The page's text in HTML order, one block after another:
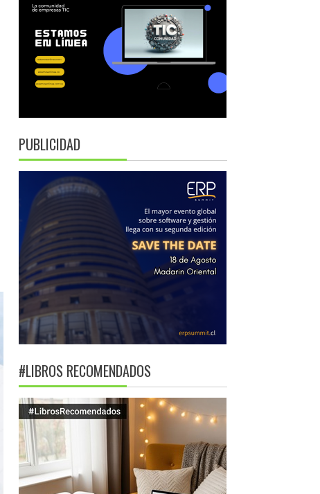
PUBLICIDAD
#LIBROS RECOMENDADOS